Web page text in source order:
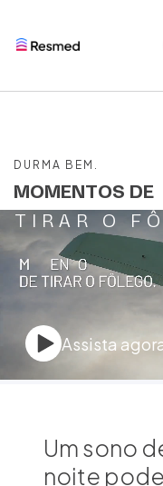
DURMA BEM.
MOMENTOS DE
TIRAR O
Assista
Um sono
noite